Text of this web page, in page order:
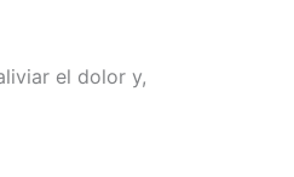
el dolor y,